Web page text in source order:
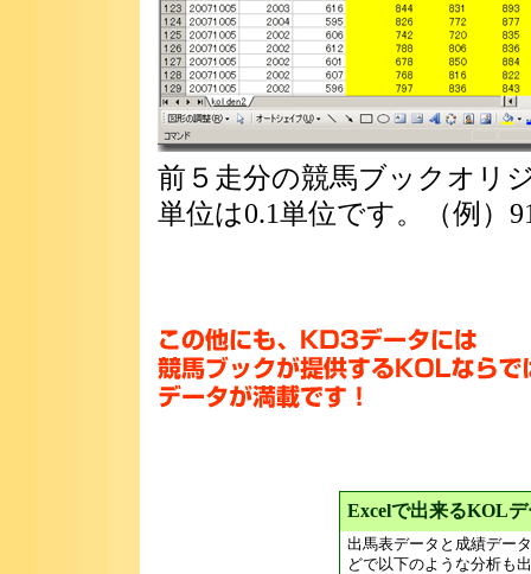
前５走分の競馬ブックオリ
単位は0.1単位です。（例）
Excelで出来るKOL
出馬表データと成績デー
どで以下のような分析も